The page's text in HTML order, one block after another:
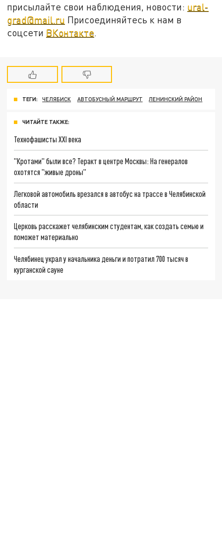
присылайте свои наблюдения, новости: ural-
grad@mail.ru Присоединяйтесь к нам в
соцсети ВКонтакте.
ТЕГИ: ЧЕЛЯБИСК АВТОБУСНЫЙ МАРШРУТ ЛЕНИНСКИЙ РАЙОН
ЧИТАЙТЕ ТАКЖЕ:
Технофашисты XXI века
"Кротами" были все? Теракт в центре Москвы: На генералов
охотятся "живые дроны"
Легковой автомобиль врезался в автобус на трассе в Челябинской
области
Церковь расскажет челябинским студентам, как создать семью и
поможет материально
Челябинец украл у начальника деньги и потратил 700 тысяч в
курганской сауне